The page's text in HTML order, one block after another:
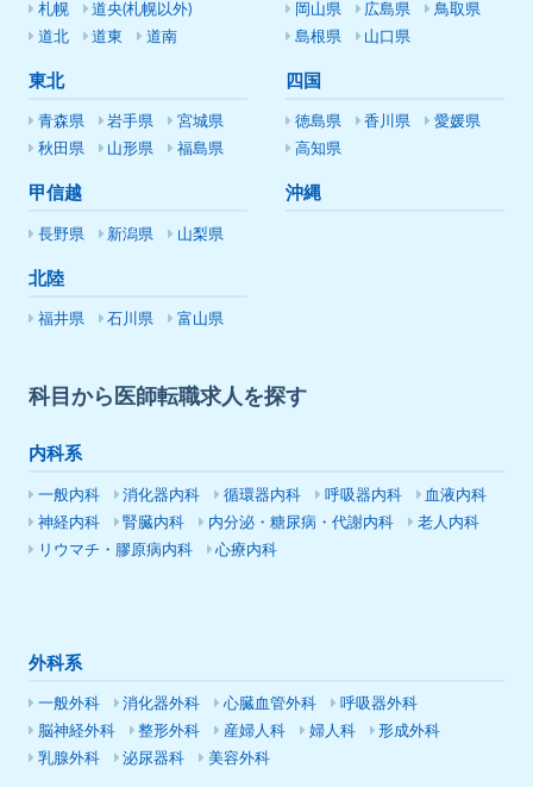
札幌
道央(札幌以外)
道北
道東 道南
東北
青森県 岩手県
宮城県
秋田県
山形県 福島県
甲信越
長野県 新潟県 山梨県
北陸
福井県 石川県 富山県
岡山県 広島県
鳥取県
島根県
山口県
四国
徳島県 香川県
愛媛県
高知県
沖縄
科目から医師転職求人を探す
内科系
一般内科 消化器内科 循環器内科 呼吸器内科
血液内科
神経内科
腎臓内科 内分泌・糖尿病・代謝内科
老人内科
リウマチ・膠原病内科
心療内科
外科系
一般外科 消化器外科 心臓血管外科
呼吸器外科
脳神経外科
整形外科 産婦人科 婦人科
形成外科
乳腺外科
泌尿器科 美容外科